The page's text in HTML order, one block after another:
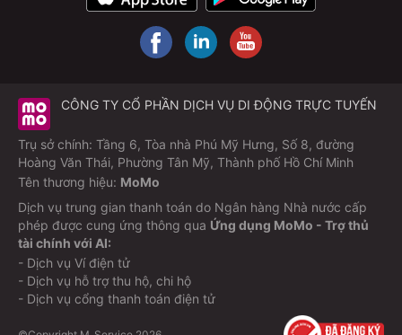
CÔNG TY CỔ PHẦN DỊCH VỤ DI ĐỘNG TRỰC TUYẾN
Trụ sở chính: Tầng 6, Tòa nhà Phú Mỹ Hưng, Số 8, đường
Hoàng Văn Thái, Phường Tân Mỹ, Thành phố Hồ Chí Minh
Tên thương hiệu: MoMo
Dịch vụ trung gian thanh toán do Ngân hàng Nhà nước cấp
phép được cung ứng thông qua Ứng dụng MoMo - Trợ thủ
tài chính với AI:
- Dịch vụ Ví điện tử
- Dịch vụ hỗ trợ thu hộ, chi hộ
- Dịch vụ cổng thanh toán điện tử